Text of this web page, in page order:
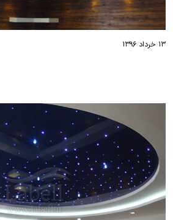
۱۳ خرداد ۱۳۹۶